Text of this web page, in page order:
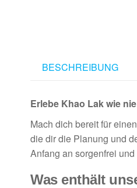
BESCHREIBUNG
Erlebe Khao Lak wie
Mach dich bereit für
die dir die Planung und
Anfang an sorgenfrei
Was enthält